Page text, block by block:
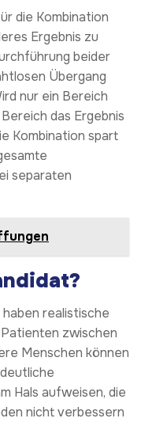
die Kombination
Ergebnis zu
beider
Übergang
nur ein Bereich
das Ergebnis
Kombination spart
separaten
haben realistische
zwischen
Menschen können
Hals aufweisen, die
nicht verbessern